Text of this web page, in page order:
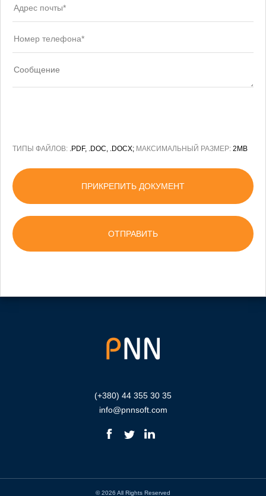
ТИПЫ ФАЙЛОВ: .PDF, .DOC, .DOCX; МАКСИМАЛЬНЫЙ РАЗМЕР: 2MB
ПРИКРЕПИТЬ ДОКУМЕНТ
(+380) 44 355 30 35
info@pnnsoft.com
© 2026 All Rights Reserved